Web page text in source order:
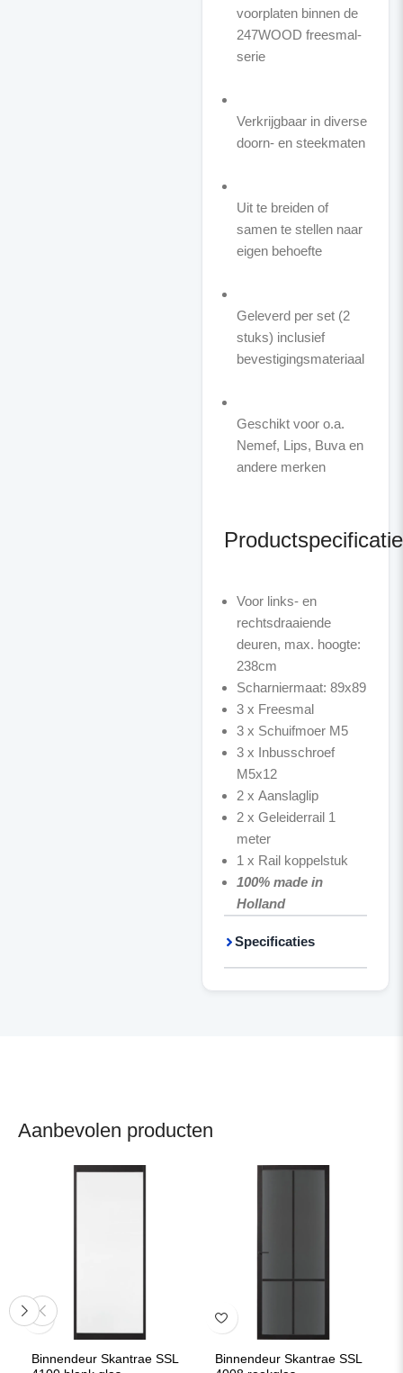
voorplaten binnen de
247WOOD freesmal-
serie
Verkrijgbaar in diverse
doorn- en steekmaten
Uit te breiden of
samen te stellen naar
eigen behoefte
Geleverd per set (2
stuks) inclusief
bevestigingsmateriaal
Geschikt voor o.a.
Nemef, Lips, Buva en
andere merken
Voor links- en
rechtsdraaiende
deuren, max. hoogte:
238cm
Scharniermaat: 89x89
3 x Freesmal
3 x Schuifmoer M5
3 x Inbusschroef
M5x12
2 x Aanslaglip
2 x Geleiderrail 1
meter
1 x Rail koppelstuk
100% made in
Holland
Specificaties
Aanbevolen producten
Binnendeur Skantrae SSL
Binnendeur Skantrae SSL